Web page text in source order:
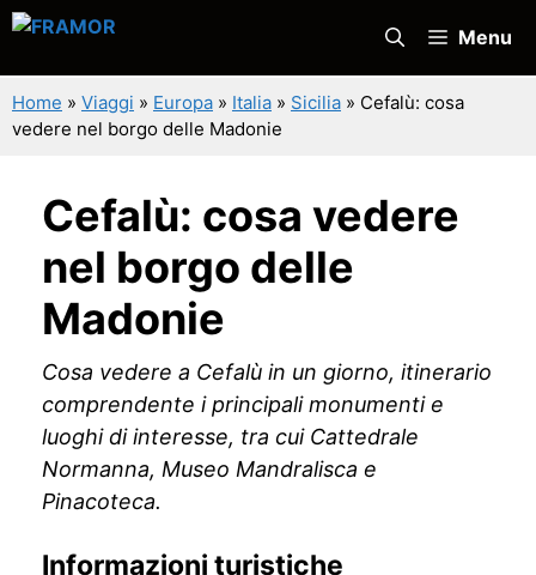
Vai
contenuto
Menu
Home » Viaggi » Europa » Italia » Sicilia » Cefalù: cosa
vedere nel borgo delle Madonie
Cefalù: cosa vedere
nel borgo delle
Madonie
Cosa vedere a Cefalù in un giorno, itinerario
comprendente i principali monumenti e
luoghi di interesse, tra cui Cattedrale
Normanna, Museo Mandralisca e
Pinacoteca.
Informazioni turistiche